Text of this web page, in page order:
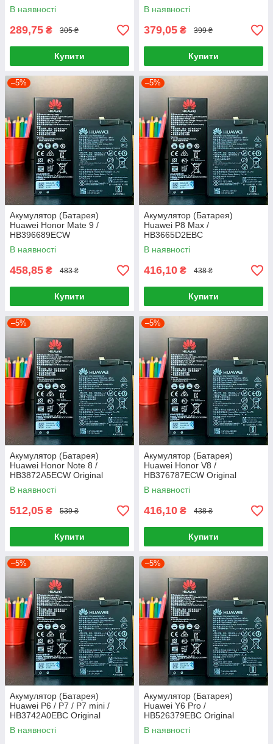
В наявності
289,75 ₴ 305 ₴
Купити
В наявності
379,05 ₴ 399 ₴
Купити
–5%
Акумулятор (Батарея)
Huawei Honor Mate 9 /
HB396689ECW
В наявності
458,85 ₴ 483 ₴
Купити
–5%
Акумулятор (Батарея)
Huawei P8 Max /
HB3665D2EBC
В наявності
416,10 ₴ 438 ₴
Купити
–5%
Акумулятор (Батарея)
Huawei Honor Note 8 /
HB3872A5ECW Original
В наявності
512,05 ₴ 539 ₴
Купити
–5%
Акумулятор (Батарея)
Huawei Honor V8 /
HB376787ECW Original
В наявності
416,10 ₴ 438 ₴
Купити
–5%
Акумулятор (Батарея)
Huawei P6 / P7 / P7 mini /
HB3742A0EBC Original
В наявності
–5%
Акумулятор (Батарея)
Huawei Y6 Pro /
HB526379EBC Original
В наявності